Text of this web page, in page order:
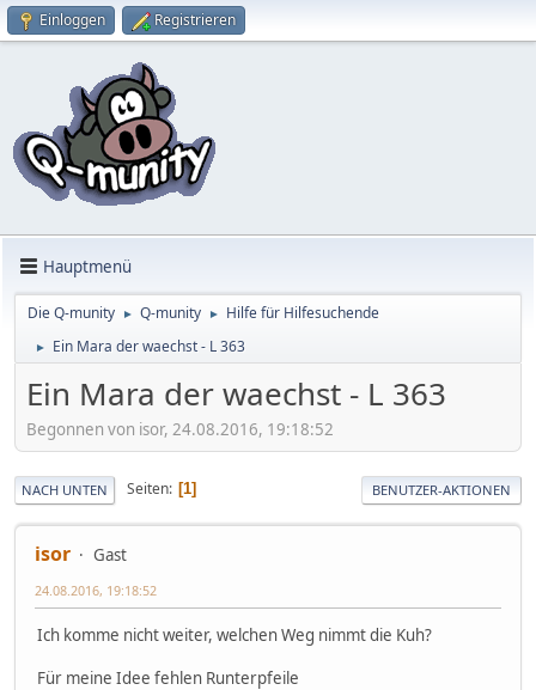
Einloggen Registrieren
Hauptmenü
Die Q-munity ► Q-munity ► Hilfe für Hilfesuchende
► Ein Mara der waechst - L 363
Ein Mara der waechst - L 363
Begonnen von isor, 24.08.2016, 19:18:52
NACH UNTEN Seiten 1 BENUTZER-AKTIONEN
isor Gast
24.08.2016, 19:18:52
Ich komme nicht weiter, welchen Weg nimmt die Kuh?
Für meine Idee fehlen Runterpfeile